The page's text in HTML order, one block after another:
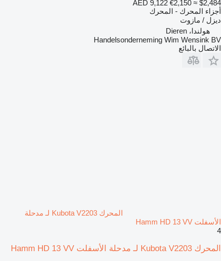
AED 9,122 €2,150 ≈ $2,484
أجزاء المحرك - المحرك
ديزل / مازوت
هولندا، Dieren
Handelsonderneming Wim Wensink BV
الاتصال بالبائع
المحرك Kubota V2203 لـ مدحلة
الأسفلت Hamm HD 13 VV
4
المحرك Kubota V2203 لـ مدحلة الأسفلت Hamm HD 13 VV